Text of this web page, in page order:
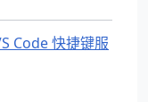
Code 快捷键服